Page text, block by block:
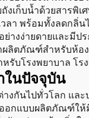
งเก็บน้ำด้วยสาร
ลา พร้อมทั้งลดกลิ่
างง่ายดายและ
ลิตภัณฑ์สำหรับห้
บโรงพยาบาล โร
ในปัจจุบัน
กันไปทั่วโลก แล
อกแบบผลิตภัณฑ์ใ